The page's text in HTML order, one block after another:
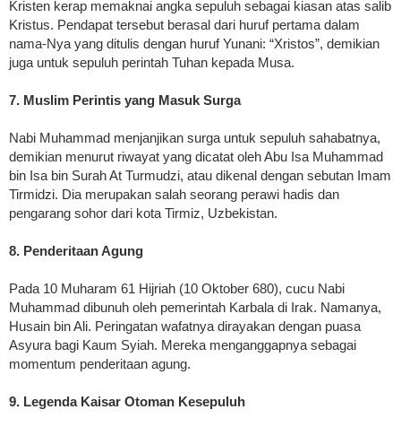
Kristen kerap memaknai angka sepuluh sebagai kiasan atas salib
Kristus. Pendapat tersebut berasal dari huruf pertama dalam
nama-Nya yang ditulis dengan huruf Yunani: “Xristos”, demikian
juga untuk sepuluh perintah Tuhan kepada Musa.
7. Muslim Perintis yang Masuk Surga
Nabi Muhammad menjanjikan surga untuk sepuluh sahabatnya,
demikian menurut riwayat yang dicatat oleh Abu Isa Muhammad
bin Isa bin Surah At Turmudzi, atau dikenal dengan sebutan Imam
Tirmidzi. Dia merupakan salah seorang perawi hadis dan
pengarang sohor dari kota Tirmiz, Uzbekistan.
8. Penderitaan Agung
Pada 10 Muharam 61 Hijriah (10 Oktober 680), cucu Nabi
Muhammad dibunuh oleh pemerintah Karbala di Irak. Namanya,
Husain bin Ali. Peringatan wafatnya dirayakan dengan puasa
Asyura bagi Kaum Syiah. Mereka menganggapnya sebagai
momentum penderitaan agung.
9. Legenda Kaisar Otoman Kesepuluh